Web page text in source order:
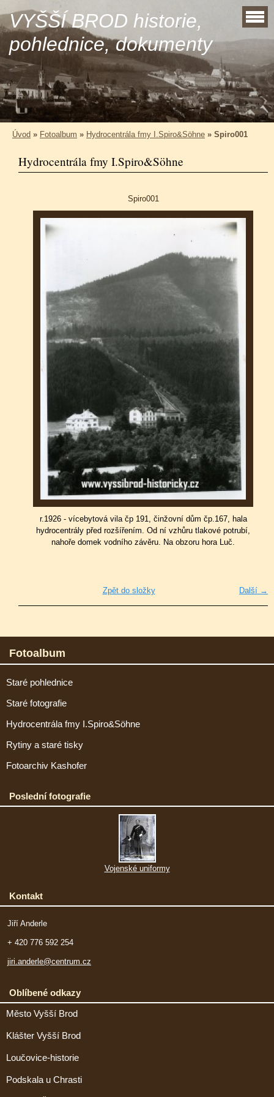
VYŠŠÍ BROD historie,
pohlednice, dokumenty
Úvod » Fotoalbum » Hydrocentrála fmy I.Spiro&Söhne » Spiro001
Hydrocentrála fmy I.Spiro&Söhne
Spiro001
r.1926 - vícebytová vila čp 191, činžovní dům čp.167, hala
hydrocentrály před rozšířením. Od ní vzhůru tlakové potrubí,
nahoře domek vodního závěru. Na obzoru hora Luč.
Další →
Zpět do složky
Fotoalbum
Staré pohlednice
Staré fotografie
Hydrocentrála fmy I.Spiro&Söhne
Rytiny a staré tisky
Fotoarchiv Kashofer
Poslední fotografie
Vojenské uniformy
Kontakt
Jiří Anderle
+ 420 776 592 254
jiri.anderle@centrum.cz
Oblíbené odkazy
Město Vyšší Brod
Klášter Vyšší Brod
Loučovice-historie
Podskala u Chrasti